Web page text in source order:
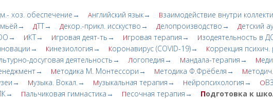
хоз. обеспечение→ Английский язык→ Взаимодействие внутри
ДТТ→ Декор.-прикл. исскуство→ Делопроизводство→ Детский
ИКТ→ Игровая деят-ть→ Игровая терапия→ Изодеятельность в
Кинезиология→ Коронавирус (COVID-19)→ Коррекция
досуговая деятельность→ Логопедия→ Мандала-терапия→ М
Методика М. Монтессори→ Методика Ф.Фрёбеля→ М
Музыка. Вокал.→ Музыкальная терапия→ Нейропсихология→ О
Пальчиковая гимнастика→ Песочная терапия→ Подготовка к